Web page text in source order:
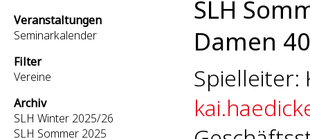
Veranstaltungen
Seminarkalender
Filter
Vereine
Archiv
SLH Winter 2025/26
SLH Sommer 2025
SLH
Damen
Spielleiter: